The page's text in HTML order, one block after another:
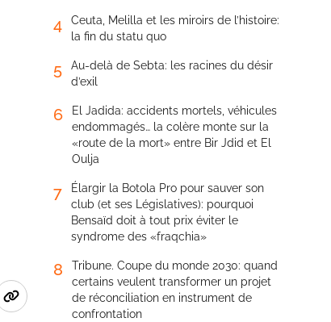
4
Ceuta, Melilla et les miroirs de l’histoire:
la fin du statu quo
5
Au-delà de Sebta: les racines du désir
d’exil
6
El Jadida: accidents mortels, véhicules
endommagés… la colère monte sur la
«route de la mort» entre Bir Jdid et El
Oulja
7
Élargir la Botola Pro pour sauver son
club (et ses Législatives): pourquoi
Bensaïd doit à tout prix éviter le
syndrome des «fraqchia»
8
Tribune. Coupe du monde 2030: quand
certains veulent transformer un projet
de réconciliation en instrument de
confrontation